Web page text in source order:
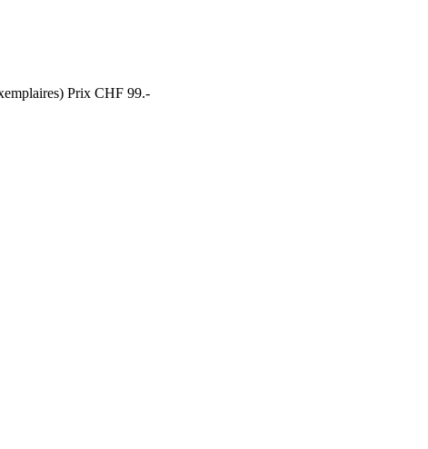
Prix CHF 99.-